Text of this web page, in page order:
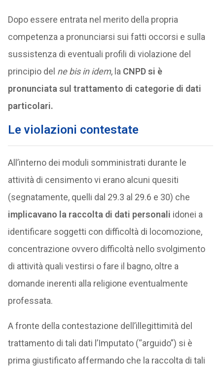
Dopo essere entrata nel merito della propria
competenza a pronunciarsi sui fatti occorsi e sulla
sussistenza di eventuali profili di violazione del
principio del ne bis in idem, la CNPD si è
pronunciata sul trattamento di categorie di dati
particolari.
Le violazioni contestate
All’interno dei moduli somministrati durante le
attività di censimento vi erano alcuni quesiti
(segnatamente, quelli dal 29.3 al 29.6 e 30) che
implicavano la raccolta di dati personali idonei a
identificare soggetti con difficoltà di locomozione,
concentrazione ovvero difficoltà nello svolgimento
di attività quali vestirsi o fare il bagno, oltre a
domande inerenti alla religione eventualmente
professata.
A fronte della contestazione dell’illegittimità del
trattamento di tali dati l’Imputato (“arguido”) si è
prima giustificato affermando che la raccolta di tali